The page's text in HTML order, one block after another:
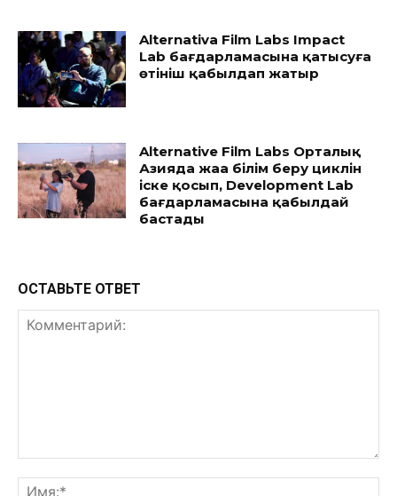
Alternativa Film Labs Impact
Lab бағдарламасына қатысуға
өтініш қабылдап жатыр
Alternative Film Labs Орталық
Азияда жаңа білім беру циклін
іске қосып, Development Lab
бағдарламасына қабылдай
бастады
ОСТАВЬТЕ ОТВЕТ